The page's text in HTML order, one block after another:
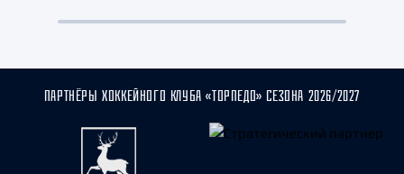
ПАРТНЁРЫ ХОККЕЙНОГО КЛУБА «ТОРПЕДО» СЕЗОНА 2026/2027